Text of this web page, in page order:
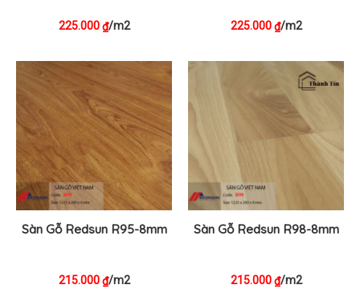
225.000₫/m2 225.000₫/m2
Sàn Gỗ Redsun R95-8mm
215.000₫/m2
Sàn Gỗ Redsun R98-8mm
215.000₫/m2